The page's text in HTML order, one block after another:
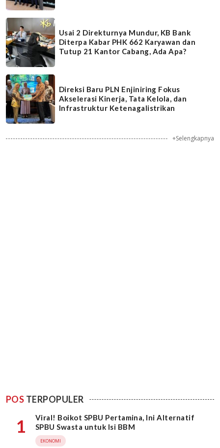
Usai 2 Direkturnya Mundur, KB Bank
Diterpa Kabar PHK 662 Karyawan dan
Tutup 21 Kantor Cabang, Ada Apa?
Direksi Baru PLN Enjiniring Fokus
Akselerasi Kinerja, Tata Kelola, dan
Infrastruktur Ketenagalistrikan
+Selengkapnya
POS TERPOPULER
1
Viral! Boikot SPBU Pertamina, Ini Alternatif
SPBU Swasta untuk Isi BBM
EKONOMI